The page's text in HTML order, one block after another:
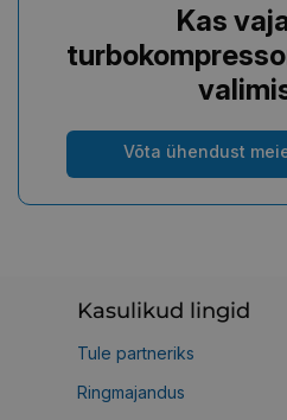
Kas
Võta ühendust
Kasulikud lingid
Tule partneriks
Ringmajandus